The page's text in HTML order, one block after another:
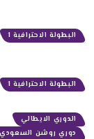
البطولة الاحترافية 1
البطولة الاحترافية 1
الدوري الايطالي
دوري روشن السعودي